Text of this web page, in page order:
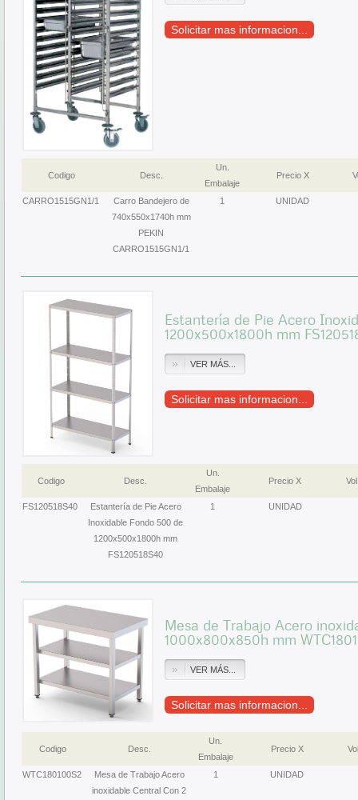
Solicitar mas informacion...
Codigo Desc.
Un.
Embalaje
Precio X
CARRO1515GN1/1
Carro Bandejero de
740x550x1740h mm
PEKIN
CARRO1515GN1/1
1 UNIDAD
Estantería de Pie Acero
1200x500x1800h mm
VER MÁS...
Solicitar mas informacion...
Codigo Desc.
Un.
Embalaje
Precio X
FS120518S40
Estantería de Pie Acero
Inoxidable Fondo 500 de
1200x500x1800h mm
FS120518S40
1 UNIDAD
Mesa de Trabajo Acero
1000x800x850h mm
VER MÁS...
Solicitar mas informacion...
Codigo Desc.
Un.
Embalaje
Precio X
WTC180100S2
Mesa de Trabajo Acero
inoxidable Central Con 2
1 UNIDAD